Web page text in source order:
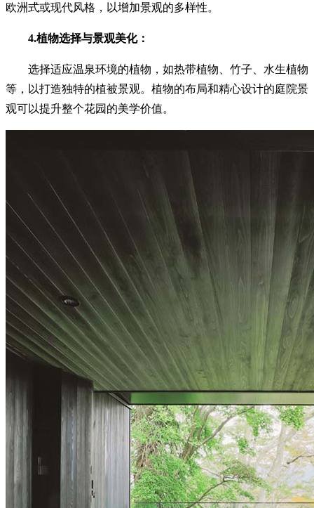
欧洲式或现代风格，以增加景观的多样性。
4.植物选择与景观美化：
选择适应温泉环境的植物，如热带植物、竹子、水生植物
等，以打造独特的植被景观。植物的布局和精心设计的庭院景
观可以提升整个花园的美学价值。